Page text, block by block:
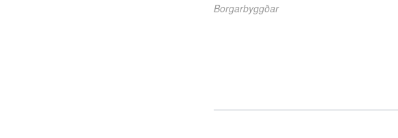
Borgarbyggðar